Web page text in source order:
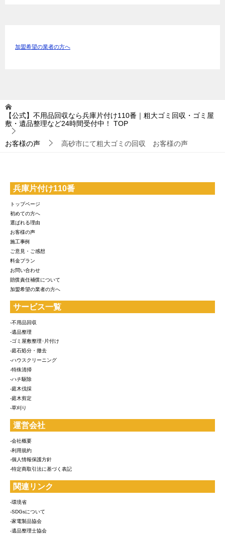
加盟希望の業者の方へ
【公式】不用品回収なら兵庫片付け110番｜粗大ゴミ回収・ゴミ屋
敷・遺品整理など24時間受付中！
TOP
お客様の声 高砂市にて粗大ゴミの回収 お客様の声
兵庫片付け110番
トップページ
初めての方へ
選ばれる理由
お客様の声
施工事例
ご意見・ご感想
料金プラン
お問い合わせ
賠償責任補償について
加盟希望の業者の方へ
サービス一覧
-不用品回収
-遺品整理
-ゴミ屋敷整理･片付け
-庭石処分・撤去
-ハウスクリーニング
-特殊清掃
-ハチ駆除
-庭木伐採
-庭木剪定
-草刈り
運営会社
-会社概要
-利用規約
-個人情報保護方針
-特定商取引法に基づく表記
関連リンク
-環境省
-SDGsについて
-家電製品協会
-遺品整理士協会